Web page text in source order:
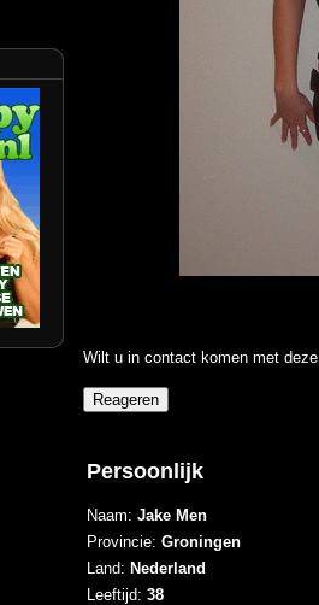
Wilt u in contact komen met
Persoonlijk
Naam: Jake Men
Provincie: Groningen
Land: Nederland
Leeftijd: 38